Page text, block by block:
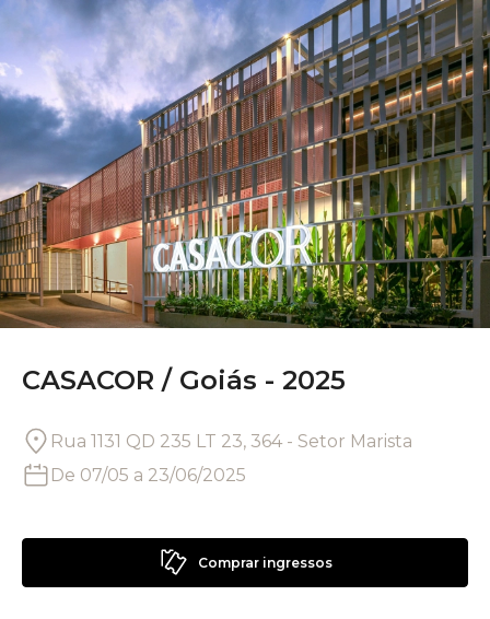
CASACOR / Goiás - 2025
Rua 1131 QD 235 LT 23, 364 - Setor Marista
De 07/05 a 23/06/2025
Comprar ingressos